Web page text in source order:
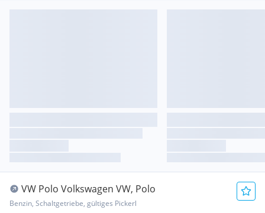
VW Polo Volkswagen VW, Polo
Benzin, Schaltgetriebe, gültiges Pickerl